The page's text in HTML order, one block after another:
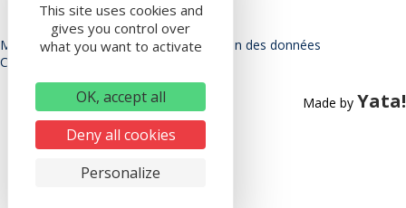
Mentions légales
Politique de protection des données
Conditions Générales d’utilisation
Made by Yata!
This site uses cookies and
gives you control over
what you want to activate
OK, accept all
Deny all cookies
Personalize